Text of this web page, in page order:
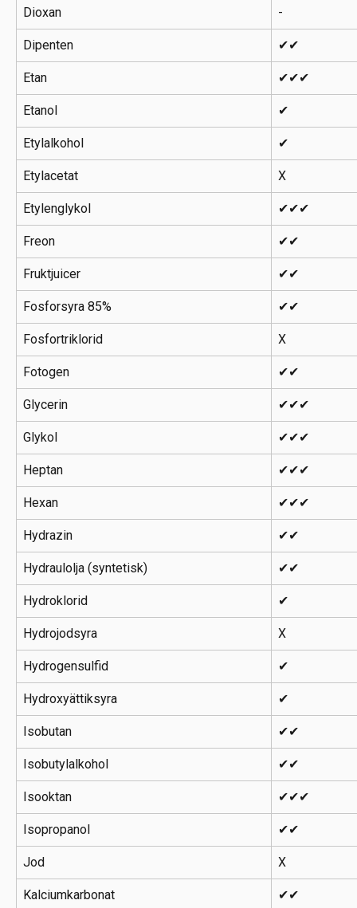
Dioxan -
Dipenten ✔✔
Etan ✔✔✔
Etanol ✔
Etylalkohol ✔
Etylacetat X
Etylenglykol ✔✔✔
Freon ✔✔
Fruktjuicer ✔✔
Fosforsyra 85% ✔✔
Fosfortriklorid X
Fotogen ✔✔
Glycerin ✔✔✔
Glykol ✔✔✔
Heptan ✔✔✔
Hexan ✔✔✔
Hydrazin ✔✔
Hydraulolja (syntetisk) ✔✔
Hydroklorid ✔
Hydrojodsyra X
Hydrogensulfid ✔
Hydroxyättiksyra ✔
Isobutan ✔✔
Isobutylalkohol ✔✔
Isooktan ✔✔✔
Isopropanol ✔✔
Jod X
Kalciumkarbonat ✔✔